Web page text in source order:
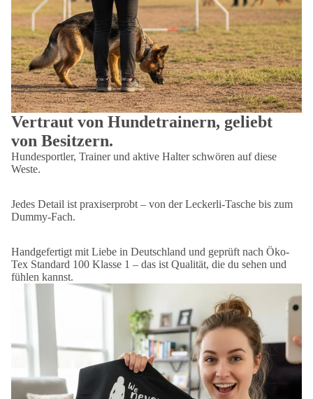
Vertraut von Hundetrainern, geliebt
von Besitzern.
Hundesportler, Trainer und aktive Halter schwören auf diese
Weste.
Jedes Detail ist praxiserprobt – von der Leckerli-Tasche bis zum
Dummy-Fach.
Handgefertigt mit Liebe in Deutschland und geprüft nach Öko-
Tex Standard 100 Klasse 1 – das ist Qualität, die du sehen und
fühlen kannst.